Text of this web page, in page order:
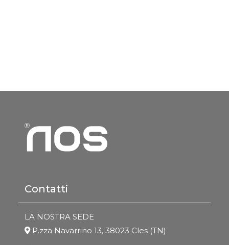
Contatti
LA NOSTRA SEDE
P.zza Navarrino 13, 38023 Cles (TN)